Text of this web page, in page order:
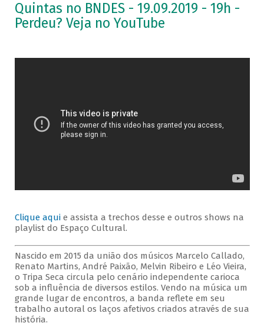
Quintas no BNDES - 19.09.2019 - 19h -
Perdeu? Veja no YouTube
Clique aquie assista a trechos desse e outros shows na
playlist do Espaço Cultural.
Nascido em 2015 da união dos músicos Marcelo Callado,
Renato Martins, André Paixão, Melvin Ribeiro e Léo Vieira,
o Tripa Seca circula pelo cenário independente carioca
sob a influência de diversos estilos. Vendo na música um
grande lugar de encontros, a banda reflete em seu
trabalho autoral os laços afetivos criados através de sua
história.